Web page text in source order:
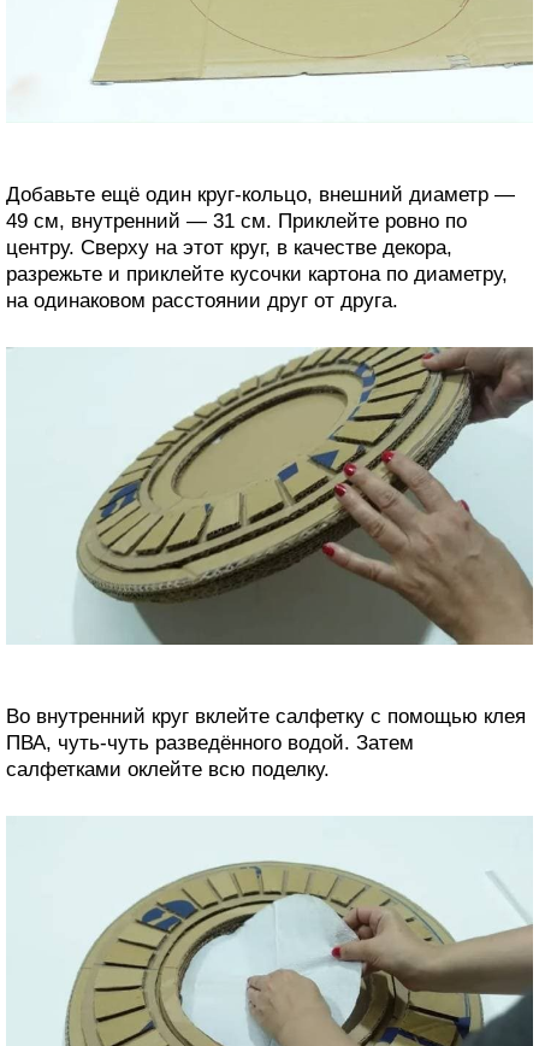
Добавьте ещё один круг-кольцо, внешний диаметр —
49 см, внутренний — 31 см. Приклейте ровно по
центру. Сверху на этот круг, в качестве декора,
разрежьте и приклейте кусочки картона по диаметру,
на одинаковом расстоянии друг от друга.
Во внутренний круг вклейте салфетку с помощью клея
ПВА, чуть-чуть разведённого водой. Затем
салфетками оклейте всю поделку.